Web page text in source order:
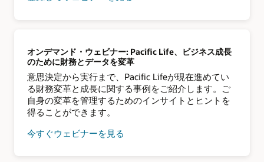
オンデマンド・ウェビナー: Pacific Life、ビジネス成長
のために財務とデータを変革
意思決定から実行まで、Pacific Lifeが現在進めてい
る財務変革と成長に関する事例をご紹介します。ご
自身の変革を管理するためのインサイトとヒントを
得ることができます。
今すぐウェビナーを見る